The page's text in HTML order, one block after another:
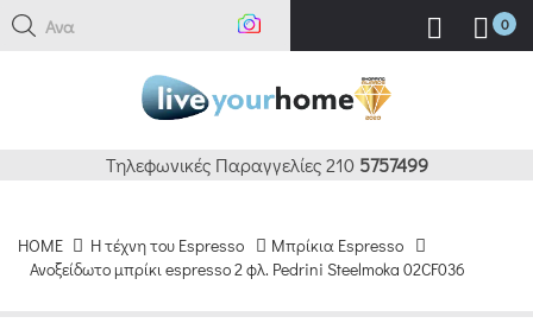
Αναζή 0
Τηλεφωνικές Παραγγελίες 210 5757499
HOME H τέχνη του Espresso
Μπρίκια Espresso
Ανοξείδωτο μπρίκι espresso 2 φλ. Pedrini Steelmoka 02CF036